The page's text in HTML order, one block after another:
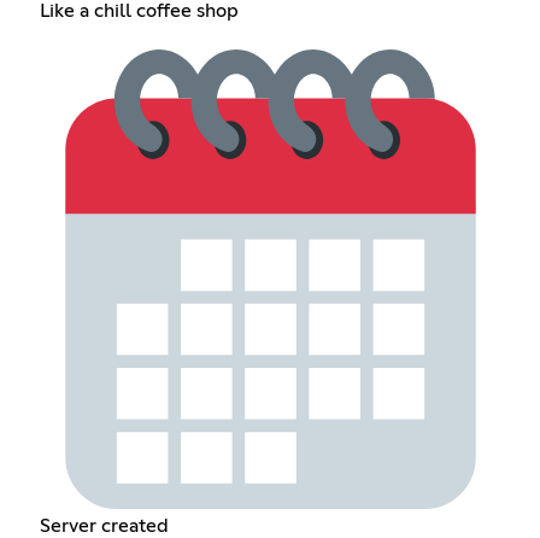
Like a chill coffee shop
Server created